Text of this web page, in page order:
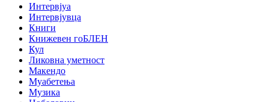
Интервјуа
Интервјувца
Книги
Книжевен гоБЛЕН
Кул
Ликовна уметност
Макендо
Муабетења
Музика